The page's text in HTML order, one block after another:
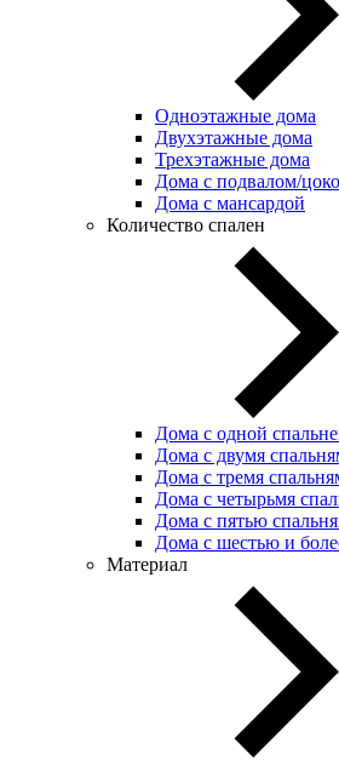
Одноэтажные дома
Двухэтажные дома
Трехэтажные дома
Дома с подвалом/
Дома с мансардой
Количество спален
Дома с одной
Дома с двумя
Дома с тремя
Дома с четырьмя
Дома с пятью
Дома с шестью и
Материал